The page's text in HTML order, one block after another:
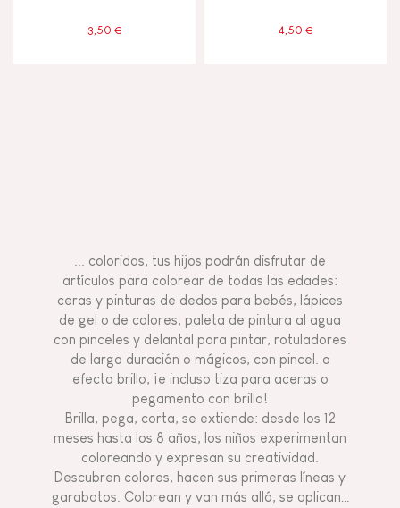
3,50 € 4,50 €
... coloridos, tus hijos podrán disfrutar de
artículos para colorear de todas las edades:
ceras y pinturas de dedos para bebés, lápices
de gel o de colores, paleta de pintura al agua
con pinceles y delantal para pintar, rotuladores
de larga duración o mágicos, con pincel. o
efecto brillo, ¡e incluso tiza para aceras o
pegamento con brillo!
Brilla, pega, corta, se extiende: desde los 12
meses hasta los 8 años, los niños experimentan
coloreando y expresan su creatividad.
Descubren colores, hacen sus primeras líneas y
garabatos. Colorean y van más allá, se aplican…